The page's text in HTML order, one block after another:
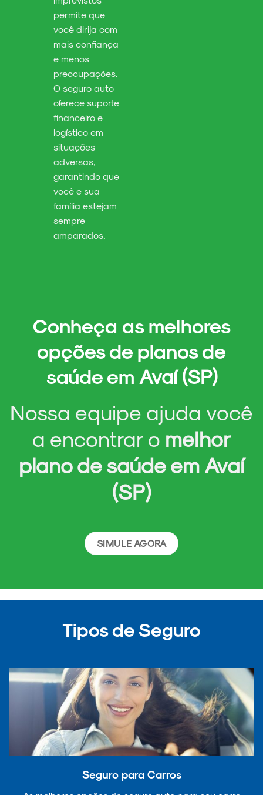
permite que
você dirija com
mais confiança
e menos
preocupações.
O seguro auto
oferece suporte
financeiro e
logístico em
situações
adversas,
garantindo que
você e sua
família estejam
sempre
amparados.
Conheça as melhores
opções de planos de
saúde em Avaí (SP)
Nossa equipe ajuda você
a encontrar o melhor
plano de saúde em Avaí
(SP)
SIMULE AGORA
Tipos de Seguro
Seguro para Carros